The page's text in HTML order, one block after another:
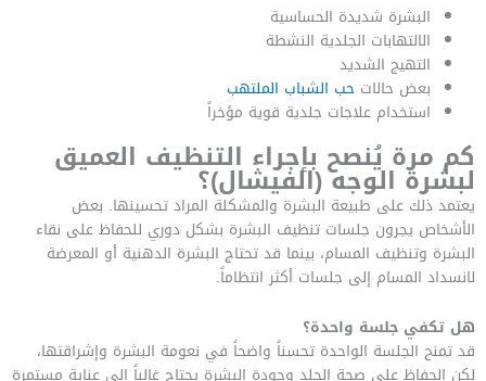
البشرة شديدة الحساسية
الالتهابات الجلدية النشطة
التهيج الشديد
بعض حالات حب الشباب الملتهب
استخدام علاجات جلدية قوية مؤخراً
كم مرة يُنصح بإجراء التنظيف العميق
لبشرة الوجه (الفيشال)؟
يعتمد ذلك على طبيعة البشرة والمشكلة المراد تحسينها. بعض
الأشخاص يجرون جلسات تنظيف البشرة بشكل دوري للحفاظ على نقاء
البشرة وتنظيف المسام، بينما قد تحتاج البشرة الدهنية أو المعرضة
لانسداد المسام إلى جلسات أكثر انتظاماً.
هل تكفي جلسة واحدة؟
قد تمنح الجلسة الواحدة تحسناً واضحاً في نعومة البشرة وإشراقتها،
لكن الحفاظ على صحة الجلد وجودة البشرة يحتاج غالباً إلى عناية مستمرة